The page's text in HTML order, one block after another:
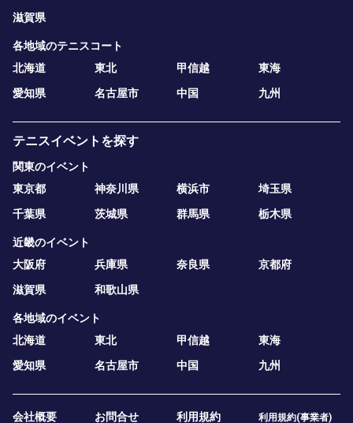
滋賀県
各地域のテニスコート
北海道
東北 甲信越
東海
愛知県
名古屋市 中国 九州
テニスイベントを探す
関東のイベント
東京都
神奈川県 横浜市
埼玉県
千葉県
茨城県 群馬県 栃木県
近畿のイベント
大阪府
兵庫県 奈良県
京都府
滋賀県
和歌山県
各地域のイベント
北海道
東北 甲信越
東海
愛知県
名古屋市 中国 九州
会社概要 お問合せ 利用規約 利用規約(事業者)